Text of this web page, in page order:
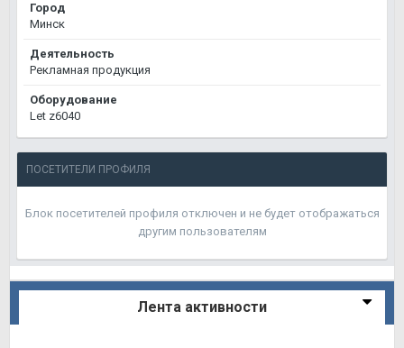
Город
Минск
Деятельность
Рекламная продукция
Оборудование
Let z6040
ПОСЕТИТЕЛИ ПРОФИЛЯ
Блок посетителей профиля отключен и не будет отображаться
другим пользователям
Лента активности